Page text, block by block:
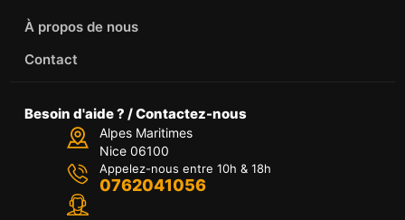
À propos de nous
Contact
Besoin d'aide ? / Contactez-nous
Alpes Maritimes
Nice 06100
Appelez-nous entre 10h & 18h
0762041056